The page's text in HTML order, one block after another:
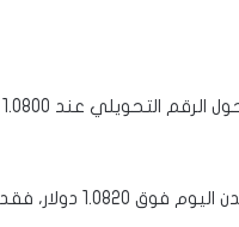
الارتفاع ضعيف بعض الشيء، لكنه موجود. هناك منطقة مقاومة صغيرة تتمركز حول الرقم التحويلي عند 1.0800
إذا رأينا إغلاقين مرتفعين متتاليين على مدار الساعة خلال النصف الأول من جلسة لندن اليوم فوق 1.0820 دولار، فقد